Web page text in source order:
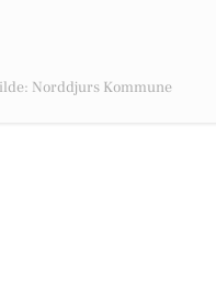
Norddjurs Kommune